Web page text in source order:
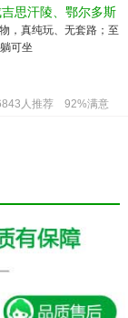
思汗陵、鄂尔多斯
，真纯玩、无套路；至
可坐
人推荐 92%满意